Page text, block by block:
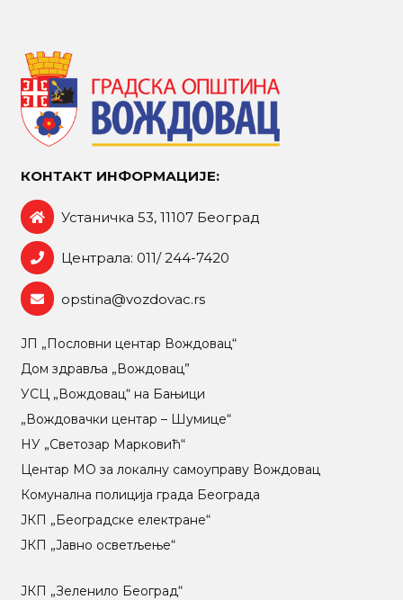
КОНТАКТ ИНФОРМАЦИЈЕ:
Устаничка 53, 11107 Београд
Централа: 011/ 244-7420
opstina@vozdovac.rs
ЈП „Пословни центар Вождовац“
Дом здравља „Вождовац”
УСЦ „Вождовац“ на Бањици
„Вождовачки центар – Шумице“
НУ „Светозар Марковић“
Центар МO за локалну самоуправу Вождовац
Комунална полиција града Београда
ЈКП „Београдске електране“
ЈКП „Јавно осветљење“
ЈКП „Зеленило Београд“